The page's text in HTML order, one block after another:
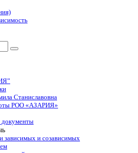
Поиск
Станиславовна
РОО «АЗАРИЯ»
документы
зависимых и созависимых